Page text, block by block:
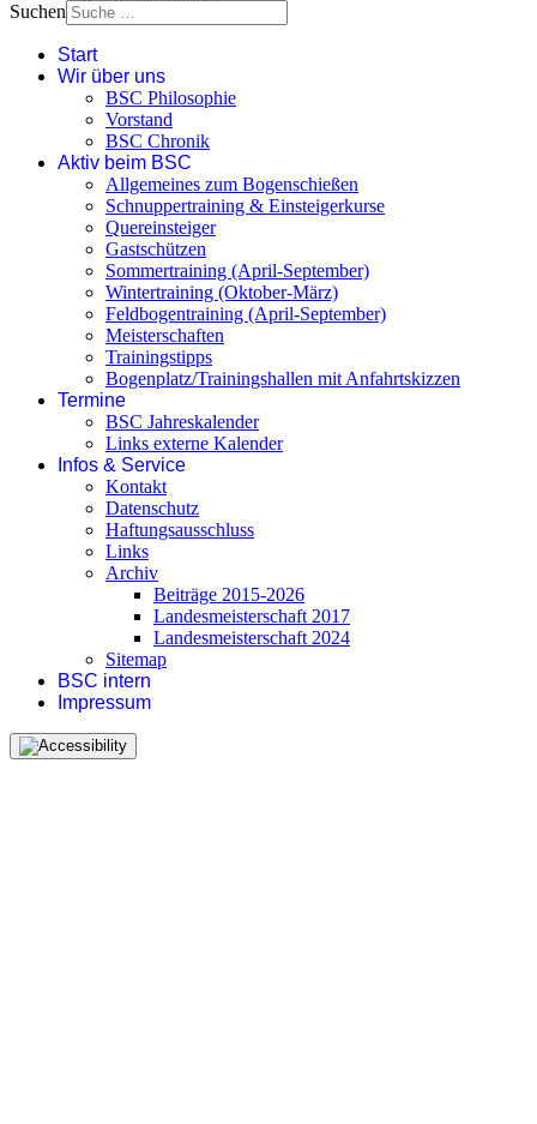
Suchen
Start
Wir über uns
BSC Philosophie
Vorstand
BSC Chronik
Aktiv beim BSC
Allgemeines zum Bogenschießen
Schnuppertraining & Einsteigerkurse
Quereinsteiger
Gastschützen
Sommertraining (April-September)
Wintertraining (Oktober-März)
Feldbogentraining (April-September)
Meisterschaften
Trainingstipps
Bogenplatz/Trainingshallen mit Anfahrtskizzen
Termine
BSC Jahreskalender
Links externe Kalender
Infos & Service
Kontakt
Datenschutz
Haftungsausschluss
Links
Archiv
Beiträge 2015-2026
Landesmeisterschaft 2017
Landesmeisterschaft 2024
Sitemap
BSC intern
Impressum